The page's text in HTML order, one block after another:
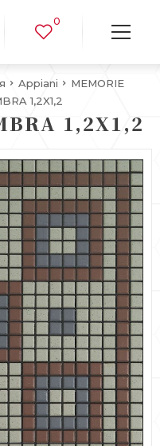
0
Appiani
MEMORIE
1,2X1,2
1,2X1,2